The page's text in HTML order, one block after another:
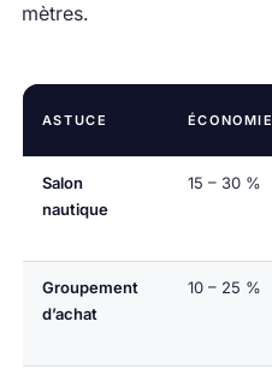
mètres.
ASTUCE ÉCONOMIE
Salon
nautique
15 – 30 %
Groupement
d’achat
10 – 25 %